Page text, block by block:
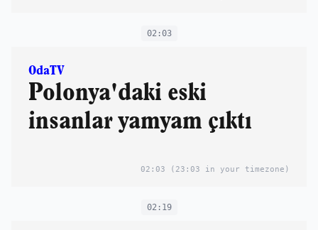
02:03
OdaTV
Polonya'daki eski
insanlar yamyam çıktı
02:03 (23:03 in your timezone)
02:19